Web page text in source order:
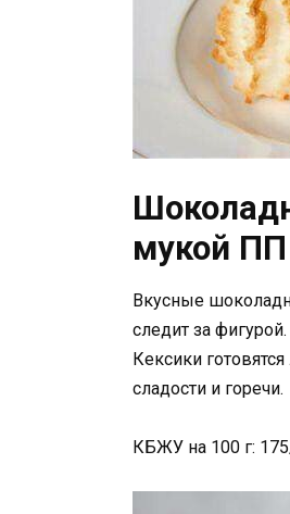
мукой ПП
Вкусные
следит за
Кексики
сладости и горечи.
КБЖУ на 100 г: